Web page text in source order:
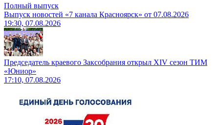
Полный выпуск
Выпуск новостей «7 канала Красноярск» от 07.08.2026
19:30, 07.08.2026
Председатель краевого Заксобрания открыл XIV сезон ТИМ
«Юниор»
17:10, 07.08.2026